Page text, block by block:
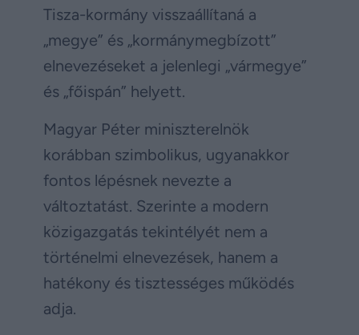
Tisza-kormány visszaállítaná a
„megye” és „kormánymegbízott”
elnevezéseket a jelenlegi „vármegye”
és „főispán” helyett.
Magyar Péter miniszterelnök
korábban szimbolikus, ugyanakkor
fontos lépésnek nevezte a
változtatást. Szerinte a modern
közigazgatás tekintélyét nem a
történelmi elnevezések, hanem a
hatékony és tisztességes működés
adja.